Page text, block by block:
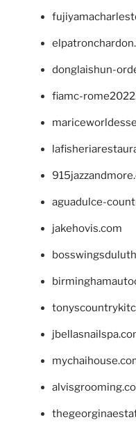
donglaishun-
fiamc-
aguadulce-
jakehovis.com